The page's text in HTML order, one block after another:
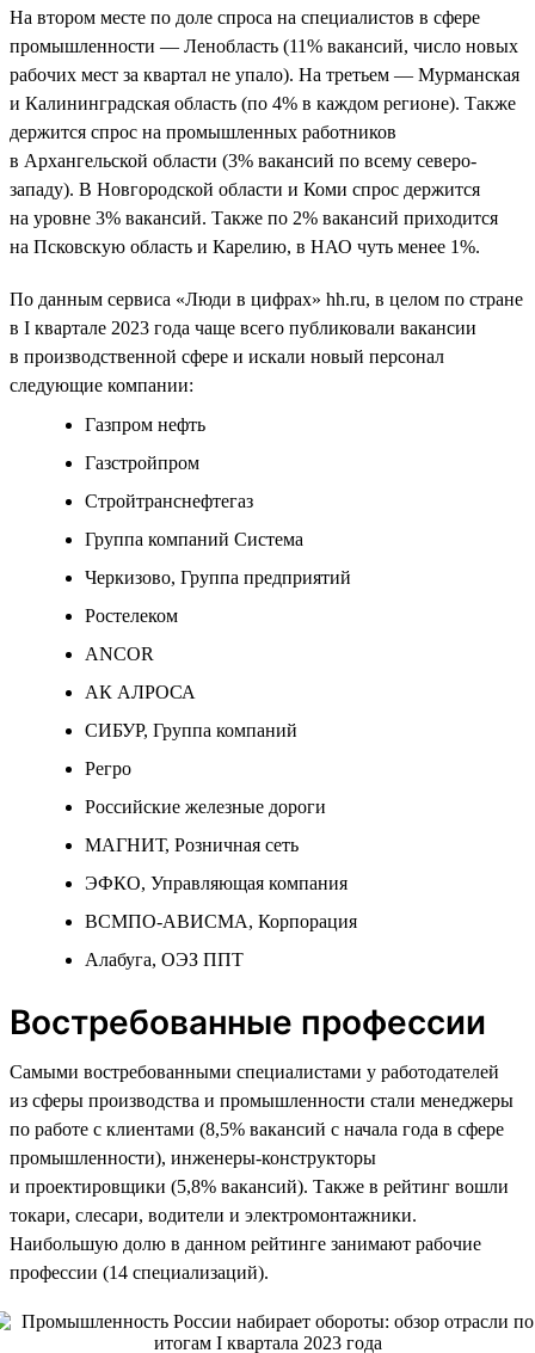
На втором месте по доле спроса на специалистов в сфере
промышленности — Ленобласть (11% вакансий, число новых
рабочих мест за квартал не упало). На третьем — Мурманская
и Калининградская область (по 4% в каждом регионе). Также
держится спрос на промышленных работников
в Архангельской области (3% вакансий по всему северо-
западу). В Новгородской области и Коми спрос держится
на уровне 3% вакансий. Также по 2% вакансий приходится
на Псковскую область и Карелию, в НАО чуть менее 1%.
По данным сервиса «Люди в цифрах» hh.ru, в целом по стране
в I квартале 2023 года чаще всего публиковали вакансии
в производственной сфере и искали новый персонал
следующие компании:
Газпром нефть
Газстройпром
Стройтранснефтегаз
Группа компаний Система
Черкизово, Группа предприятий
Ростелеком
ANCOR
АК АЛРОСА
СИБУР, Группа компаний
Регро
Российские железные дороги
МАГНИТ, Розничная сеть
ЭФКО, Управляющая компания
ВСМПО-АВИСМА, Корпорация
Алабуга, ОЭЗ ППТ
Востребованные профессии
Самыми востребованными специалистами у работодателей
из сферы производства и промышленности стали менеджеры
по работе с клиентами (8,5% вакансий с начала года в сфере
промышленности), инженеры-конструкторы
и проектировщики (5,8% вакансий). Также в рейтинг вошли
токари, слесари, водители и электромонтажники.
Наибольшую долю в данном рейтинге занимают рабочие
профессии (14 специализаций).